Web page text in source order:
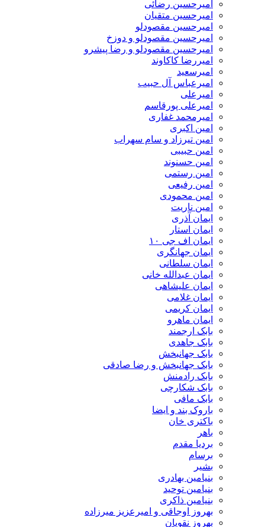
امیرحسین رضائی
امیرحسین متقیان
امیرحسین مقصودلو
امیرحسین مقصودلو و دوزخ
امیرحسین مقصودلو و رضا پیشرو
امیررضا کاکاوند
امیرسعید
امیرعباس آل حبیب
امیرعلی
امیرعلی پورقاسم
امیرمحمد غفاری
امین اکبری
امین تیرزاد و سام سهراب
امین حبیبی
امین حسنوند
امین رستمی
امین رفیعی
امین محمودی
امین ناریت
ایمان آذری
ایمان استار
ایمان اف جی ۱۰
ایمان جهانگری
ایمان سلطانی
ایمان عبدالله خانی
ایمان علیشاهی
ایمان غلامی
ایمان کریمی
ایمان ماهرو
بابک ارجمند
بابک جاهدی
بابک جهانبخش
بابک جهانبخش و رضا صادقی
بابک رادمنش
بابک شکارچی
بابک مافی
باروک بند و ایضا
باکتری خان
باهر
بردیا مقدم
برسام
بشیر
بنیامین بهادری
بنیامین توحید
بنیامین ذاکری
بهروز اوجاقی و امیرعزیز میرزاده
بهروز نقویان